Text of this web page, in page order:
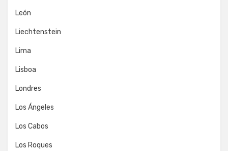
León
Liechtenstein
Lima
Lisboa
Londres
Los Ángeles
Los Cabos
Los Roques